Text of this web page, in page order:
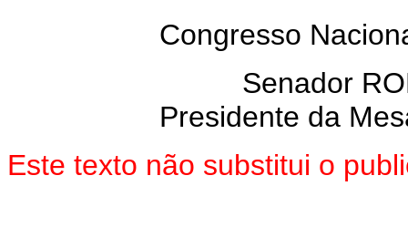
Congresso
Senador
Presidente da
Este texto não substitui o